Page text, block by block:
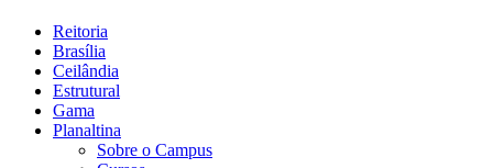
Reitoria
Brasília
Ceilândia
Estrutural
Gama
Planaltina
Sobre o Campus